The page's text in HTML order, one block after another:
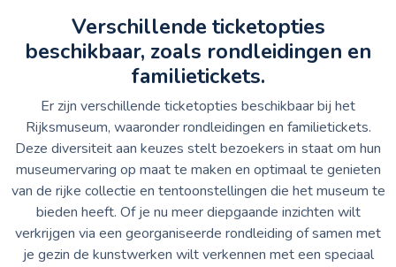
Verschillende ticketopties
beschikbaar, zoals rondleidingen en
familietickets.
Er zijn verschillende ticketopties beschikbaar bij het
Rijksmuseum, waaronder rondleidingen en familietickets.
Deze diversiteit aan keuzes stelt bezoekers in staat om hun
museumervaring op maat te maken en optimaal te genieten
van de rijke collectie en tentoonstellingen die het museum te
bieden heeft. Of je nu meer diepgaande inzichten wilt
verkrijgen via een georganiseerde rondleiding of samen met
je gezin de kunstwerken wilt verkennen met een speciaal